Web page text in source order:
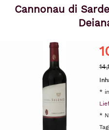
Cannonau di
*
*